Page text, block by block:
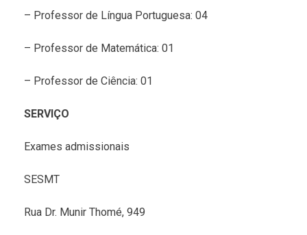
– Professor de Língua Portuguesa: 04
– Professor de Matemática: 01
– Professor de Ciência: 01
SERVIÇO
Exames admissionais
SESMT
Rua Dr. Munir Thomé, 949